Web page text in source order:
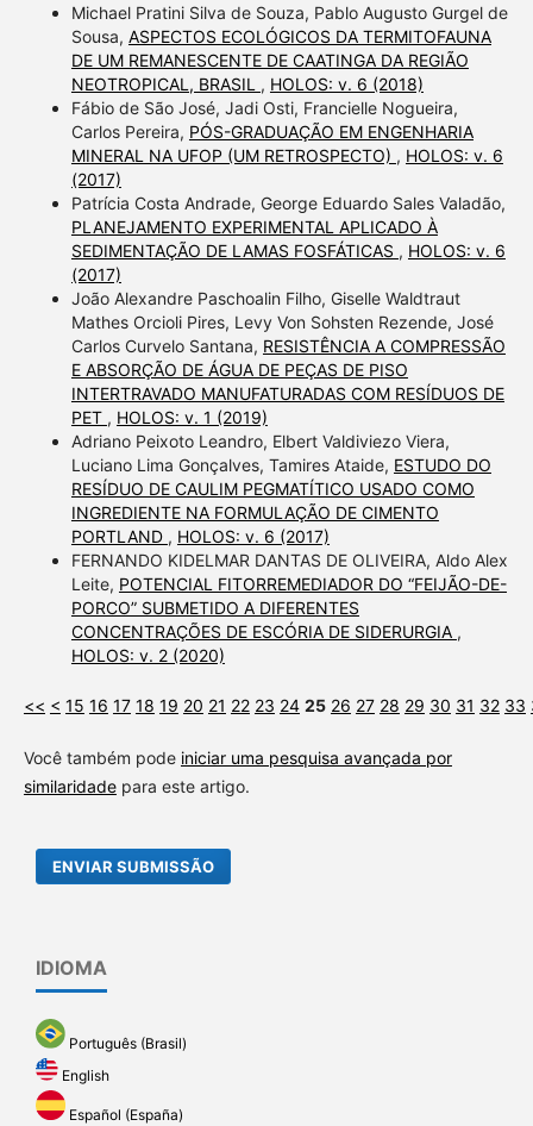
Michael Pratini Silva de Souza, Pablo Augusto Gurgel de
Sousa, ASPECTOS ECOLÓGICOS DA TERMITOFAUNA
DE UM REMANESCENTE DE CAATINGA DA REGIÃO
NEOTROPICAL, BRASIL , HOLOS: v. 6 (2018)
Fábio de São José, Jadi Osti, Francielle Nogueira,
Carlos Pereira, PÓS-GRADUAÇÃO EM ENGENHARIA
MINERAL NA UFOP (UM RETROSPECTO) , HOLOS: v. 6
(2017)
Patrícia Costa Andrade, George Eduardo Sales Valadão,
PLANEJAMENTO EXPERIMENTAL APLICADO À
SEDIMENTAÇÃO DE LAMAS FOSFÁTICAS , HOLOS: v. 6
(2017)
João Alexandre Paschoalin Filho, Giselle Waldtraut
Mathes Orcioli Pires, Levy Von Sohsten Rezende, José
Carlos Curvelo Santana, RESISTÊNCIA A COMPRESSÃO
E ABSORÇÃO DE ÁGUA DE PEÇAS DE PISO
INTERTRAVADO MANUFATURADAS COM RESÍDUOS DE
PET , HOLOS: v. 1 (2019)
Adriano Peixoto Leandro, Elbert Valdiviezo Viera,
Luciano Lima Gonçalves, Tamires Ataide, ESTUDO DO
RESÍDUO DE CAULIM PEGMATÍTICO USADO COMO
INGREDIENTE NA FORMULAÇÃO DE CIMENTO
PORTLAND , HOLOS: v. 6 (2017)
FERNANDO KIDELMAR DANTAS DE OLIVEIRA, Aldo Alex
Leite, POTENCIAL FITORREMEDIADOR DO “FEIJÃO-DE-
PORCO” SUBMETIDO A DIFERENTES
CONCENTRAÇÕES DE ESCÓRIA DE SIDERURGIA ,
HOLOS: v. 2 (2020)
<< < 15 16 17 18 19 20 21 22 23 24 25 26 27 28 29 30 31 32 33
Você também pode iniciar uma pesquisa avançada por
similaridadepara este artigo.
ENVIAR SUBMISSÃO
IDIOMA
Português (Brasil)
English
Español (España)